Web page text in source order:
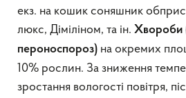
екз. на кошик соняшник
люкс, Діміліном, та ін. Хвороби
пероноспороз) на окремих
10% рослин. За зниження
зростання вологості повітря,